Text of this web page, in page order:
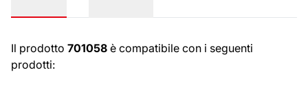
Numeri OE
Il prodotto 701058 è compatibile con i seguenti
prodotti: